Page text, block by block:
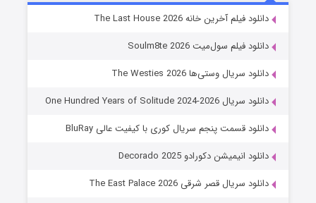
شوگر فصل ۲ دانلود فیلم آخرین خانه The Last House 2026
دانلود فیلم سول‌میت Soulm8te 2026
دانلود سریال وستی‌ها The Westies 2026
دانلود سریال One Hundred Years of Solitude 2024-2026
دانلود قسمت پنجم سریال کوری با کیفیت عالی BluRay
دانلود انیمیشن دکورادو Decorado 2025
دانلود سریال قصر شرقی The East Palace 2026